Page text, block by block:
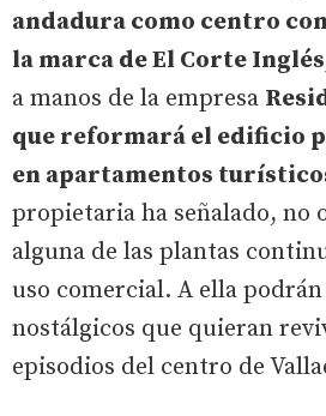
andadura como centro
la marca de El Corte
a manos de la empresa
que reformará el edificio
en apartamentos
propietaria ha señalado, no
alguna de las plantas
uso comercial. A ella podrán
nostálgicos que quieran
episodios del centro de